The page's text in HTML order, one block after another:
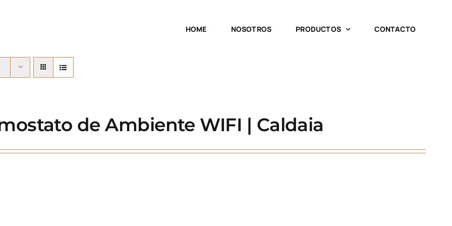
HOME NOSOTROS PRODUCTOS CONTACTO
de Ambiente WIFI | Caldaia